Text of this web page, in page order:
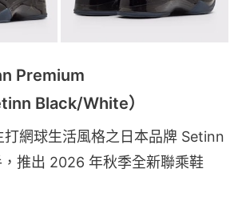
Premium
Black/White）
網球生活風格之日本品牌 Setinn
推出 2026 年秋季全新聯乘鞋